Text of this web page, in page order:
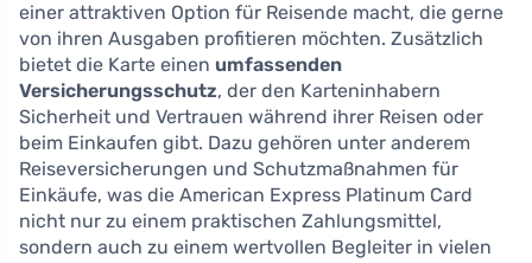
einer attraktiven Option für Reisende macht, die gerne
von ihren Ausgaben profitieren möchten. Zusätzlich
bietet die Karte einen umfassenden
Versicherungsschutz, der den Karteninhabern
Sicherheit und Vertrauen während ihrer Reisen oder
beim Einkaufen gibt. Dazu gehören unter anderem
Reiseversicherungen und Schutzmaßnahmen für
Einkäufe, was die American Express Platinum Card
nicht nur zu einem praktischen Zahlungsmittel,
sondern auch zu einem wertvollen Begleiter in vielen